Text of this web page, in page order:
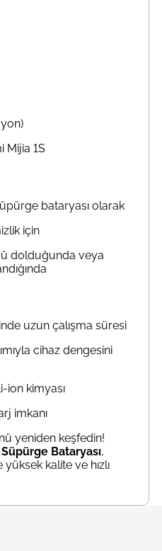
Mijia 1S
bataryası olarak
için
dolduğunda veya
uzun çalışma süresi
cihaz dengesini
ion kimyası
imkanı
yeniden keşfedin!
Bataryası,
kalite ve hızlı